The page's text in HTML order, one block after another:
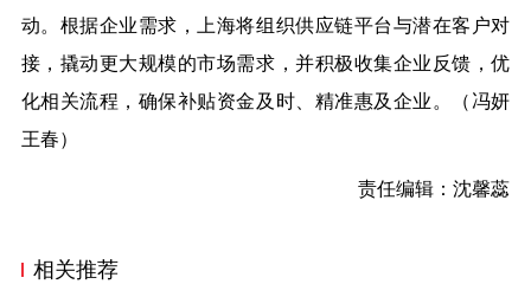
动。根据企业需求，上海将组织供应链平台与潜在客户对
接，撬动更大规模的市场需求，并积极收集企业反馈，优
化相关流程，确保补贴资金及时、精准惠及企业。（ 冯妍
王春）
责任编辑：沈馨蕊
相关推荐